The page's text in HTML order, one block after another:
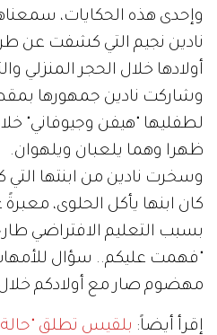
وإحدى هذه الحكايات، سمعناها
نادين نجيم التي كشفت عن
أولادها خلال الحجر المنزلي
وشاركت نادين جمهورها
لطفليها "هيفن وجيوفاني"
ظهرا وهما يلعبان ويلهوان.
وسخرت نادين من ابنتها التي
كان ابنها يأكل الحلوى،
بسبب التعليم الافتراضي
"فهمت عليكم.. سؤال
مهضوم صار مع أولادكم
إقرأ أيضاً: بلقيس تطلق